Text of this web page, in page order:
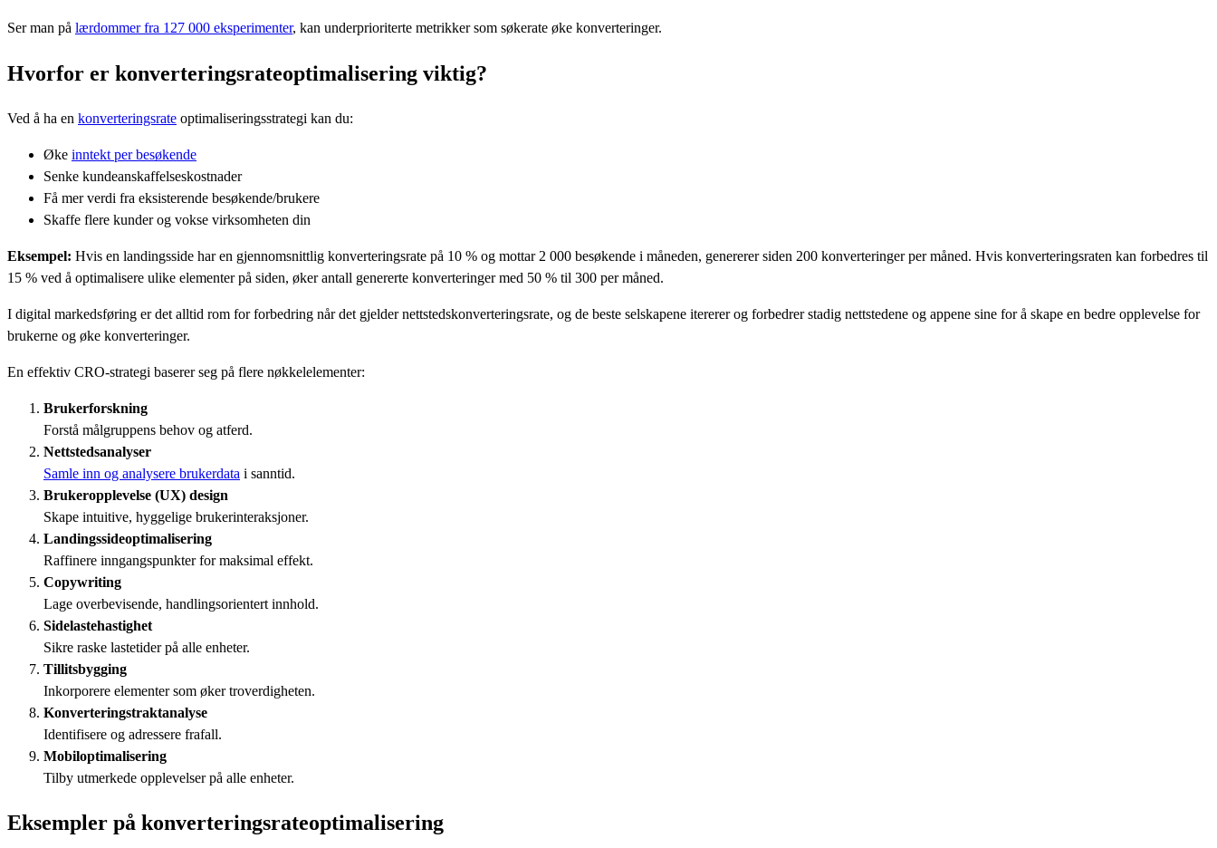
Ser man på lærdommer fra 127 000 eksperimenter, kan underprioriterte metrikker som søkerate øke konverteringer.
Hvorfor er konverteringsrateoptimalisering viktig?
Ved å ha en konverteringsrate optimaliseringsstrategi kan du:
Øke inntekt per besøkende
Senke kundeanskaffelseskostnader
Få mer verdi fra eksisterende besøkende/brukere
Skaffe flere kunder og vokse virksomheten din
Eksempel: Hvis en landingsside har en gjennomsnittlig konverteringsrate på 10 % og mottar 2 000 besøkende i måneden, genererer siden 200 konverteringer per måned. Hvis konverteringsraten kan forbedres til
15 % ved å optimalisere ulike elementer på siden, øker antall genererte konverteringer med 50 % til 300 per måned.
I digital markedsføring er det alltid rom for forbedring når det gjelder nettstedskonverteringsrate, og de beste selskapene itererer og forbedrer stadig nettstedene og appene sine for å skape en bedre opplevelse for
brukerne og øke konverteringer.
En effektiv CRO-strategi baserer seg på flere nøkkelelementer:
Brukerforskning
Forstå målgruppens behov og atferd.
Nettstedsanalyser
Samle inn og analysere brukerdata i sanntid.
Brukeropplevelse (UX) design
Skape intuitive, hyggelige brukerinteraksjoner.
Landingssideoptimalisering
Raffinere inngangspunkter for maksimal effekt.
Copywriting
Lage overbevisende, handlingsorientert innhold.
Sidelastehastighet
Sikre raske lastetider på alle enheter.
Tillitsbygging
Inkorporere elementer som øker troverdigheten.
Konverteringstraktanalyse
Identifisere og adressere frafall.
Mobiloptimalisering
Tilby utmerkede opplevelser på alle enheter.
Eksempler på konverteringsrateoptimalisering